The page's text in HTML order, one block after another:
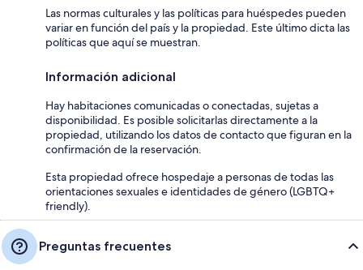
Las normas culturales y las políticas para huéspedes pueden
variar en función del país y la propiedad. Este último dicta las
políticas que aquí se muestran.
Información adicional
Hay habitaciones comunicadas o conectadas, sujetas a
disponibilidad. Es posible solicitarlas directamente a la
propiedad, utilizando los datos de contacto que figuran en la
confirmación de la reservación.
Esta propiedad ofrece hospedaje a personas de todas las
orientaciones sexuales e identidades de género (LGBTQ+
friendly).
Preguntas frecuentes